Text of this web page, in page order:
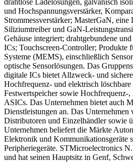
und Hochspannungsverstärker,
Strommessverstärker; MasterGaN, eine
Siliziumtreiber und GaN-
Gehäuse integriert; drahtgebundene
ICs; Touchscreen-Controller; Produkte
Systeme (MEMS), einschließlich
optische Sensorlösungen. Das
digitale ICs bietet Allzweck- und
Hochfrequenz- und elektrisch
Festwertspeicher sowie
ASICs. Das Unternehmen bietet auch
Dienstleistungen an. Das Unternehmen
Distributoren und Einzelhändler sowie
Unternehmen beliefert die Märkte
Elektronik und Kommunikationsgeräte
Peripheriegeräte. STMicroelectronics
und hat seinen Hauptsitz in Genf,